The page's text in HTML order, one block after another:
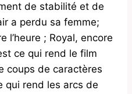
de stabilité et de
a perdu sa femme;
l’heure ; Royal, encore
ce qui rend le film
coups de caractères
qui rend les arcs de